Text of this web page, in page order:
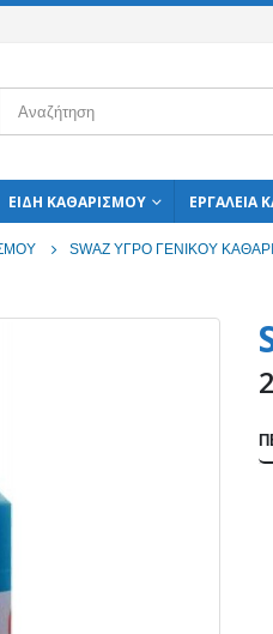
ΕΊΔΗ ΚΑΘΑΡΙΣΜΟΎ ΕΡΓΑΛΕΊΑ
SWAZ ΥΓΡΟ ΓΕΝΙΚΟΥ